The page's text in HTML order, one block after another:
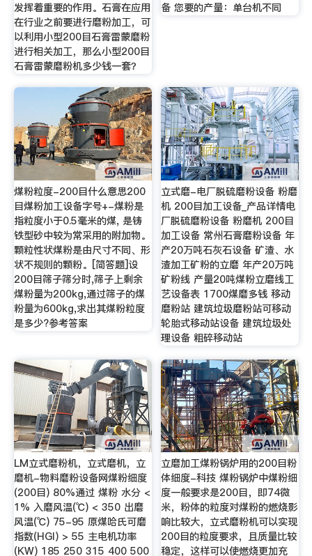
发挥着重要的作用。石膏在应用
在行业之前要进行磨粉加工，可
以利用小型200目石膏雷蒙磨粉
进行相关加工，那么小型200目
石膏雷蒙磨粉机多少钱一套？
备 您要的产量：单台机不同
煤粉粒度-200目什么意思200
目煤粉加工设备字号+-煤粉是
指粒度小于0.5毫米的煤, 是铸
铁型砂中较为常采用的附加物。
颗粒性状煤粉是由尺寸不同、形
状不规则的颗粉。[简答题]设
200目筛子筛分时,筛子上剩余
煤粉量为200kg,通过筛子的煤
粉量为600kg,求出其煤粉粒度
是多少?参考答案
立式磨-电厂脱硫磨粉设备 粉磨
机 200目加工设备_产品详情电
厂脱硫磨粉设备 粉磨机 200目
加工设备 常州石膏磨粉设备 年
产20万吨石灰石设备 矿渣、水
渣加工矿粉的立磨 年产20万吨
矿粉线 产量20吨煤粉立磨线工
艺设备表 1700煤磨多钱 移动
磨粉站 建筑垃圾磨粉站可移动
轮胎式移动站设备 建筑垃圾处
理设备 粗碎移动站
LM立式磨粉机，立式磨机，立
磨机-物料磨粉设备网煤粉细度
(200目) 80%通过 煤粉 水分 <
1% 入磨风温(℃) < 350 出磨
风温(℃) 75-95 原煤哈氏可磨
指数(HGI) > 55 主电机功率
(KW) 185 250 315 400 500
立磨加工煤粉锅炉用的200目粉
体细度-科技 煤粉锅炉中煤粉细
度一般要求是200目，即74微
米，粉体的粒度对煤粉的燃烧影
响比较大，立式磨粉机可以实现
200目的粒度要求，且质量比较
稳定，这样可以使燃烧更加充